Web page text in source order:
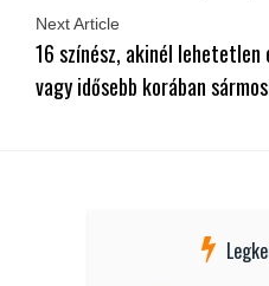
Next Article
16 színész, akinél
vagy idősebb korában